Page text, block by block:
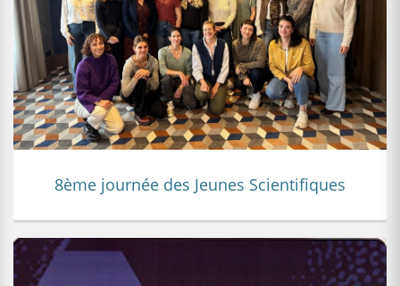
8ème journée des Jeunes Scientifiques